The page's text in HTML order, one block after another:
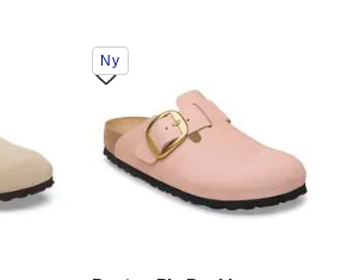
Interaktion
med
prøvefarver
opdatere
produktbilledet
Ny